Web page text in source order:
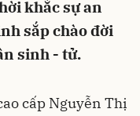
khắc sự an
sắp chào đời
sinh - tử.
cấp Nguyễn Thị
Hủy